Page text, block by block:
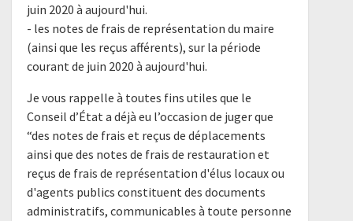
juin 2020 à aujourd'hui.
- les notes de frais de représentation du maire
(ainsi que les reçus afférents), sur la période
courant de juin 2020 à aujourd'hui.
Je vous rappelle à toutes fins utiles que le
Conseil d’État a déjà eu l’occasion de juger que
“des notes de frais et reçus de déplacements
ainsi que des notes de frais de restauration et
reçus de frais de représentation d'élus locaux ou
d'agents publics constituent des documents
administratifs, communicables à toute personne